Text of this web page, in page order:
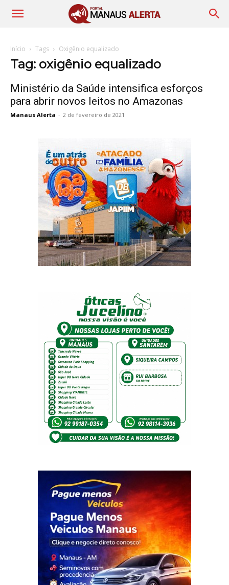
Início Tags Oxigênio equalizado
Tag: oxigênio equalizado
Ministério da Saúde intensifica esforços
para abrir novos leitos no Amazonas
Manaus Alerta - 2 de fevereiro de 2021